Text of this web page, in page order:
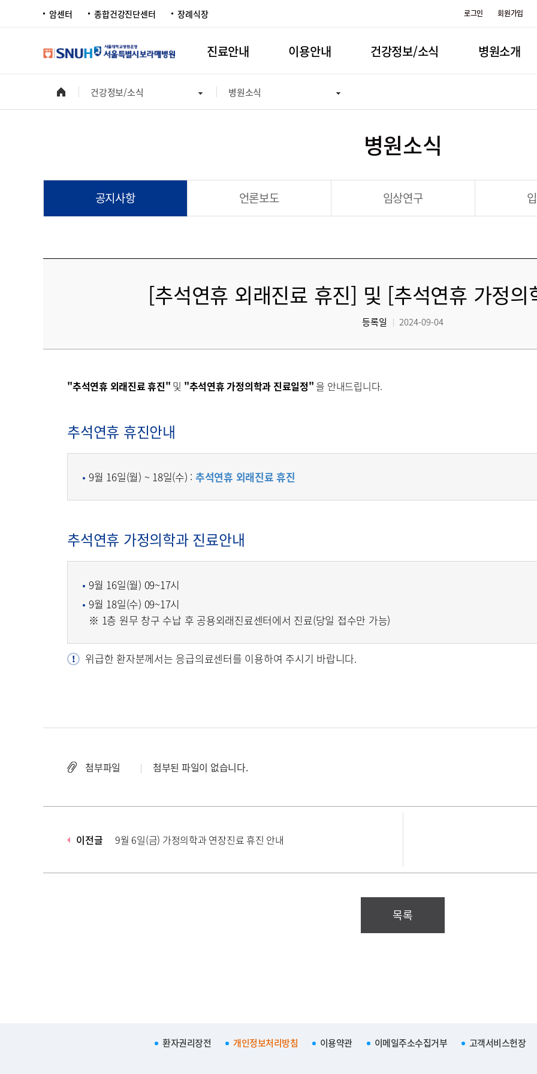
암센터 종합건강진단센터 장례식장 로그인 회원가입
진료안내 이용안내 건강정보/소식 병원소개
건강정보/소식 병원소식
병원소식
공지사항 언론보도 임상연구
[추석연휴 외래진료 휴진] 및 [추석연휴 가정의
등록일 2024-09-04
"추석연휴 외래진료 휴진" 및 "추석연휴 가정의학과 진료일정" 을 안내드립니다.
추석연휴 휴진안내
9월 16일(월) ~ 18일(수) : 추석연휴 외래진료 휴진
추석연휴 가정의학과 진료안내
9월 16일(월) 09~17시
9월 18일(수) 09~17시
※ 1층 원무 창구 수납 후 공용외래진료센터에서 진료(당일 접수만 가능)
위급한 환자분께서는 응급의료센터를 이용하여 주시기 바랍니다.
첨부파일 첨부된 파일이 없습니다.
이전글 9월 6일(금) 가정의학과 연장진료 휴진 안내
목록
환자권리장전 개인정보처리방침 이용약관 이메일주소수집거부 고객서비스헌장